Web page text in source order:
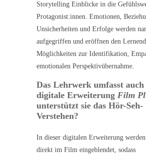
Storytelling Einblicke in die
Protagonist:innen. Emotionen,
Unsicherheiten und Erfolge werden
aufgegriffen und eröffnen den
Möglichkeiten zur Identifikation,
emotionalen Perspektivübernahme.
Das Lehrwerk umfasst auch
digitale Erweiterung Film
unterstützt sie das Hör-Seh-
Verstehen?
In dieser digitalen Erweiterung
direkt im Film eingeblendet, sodass